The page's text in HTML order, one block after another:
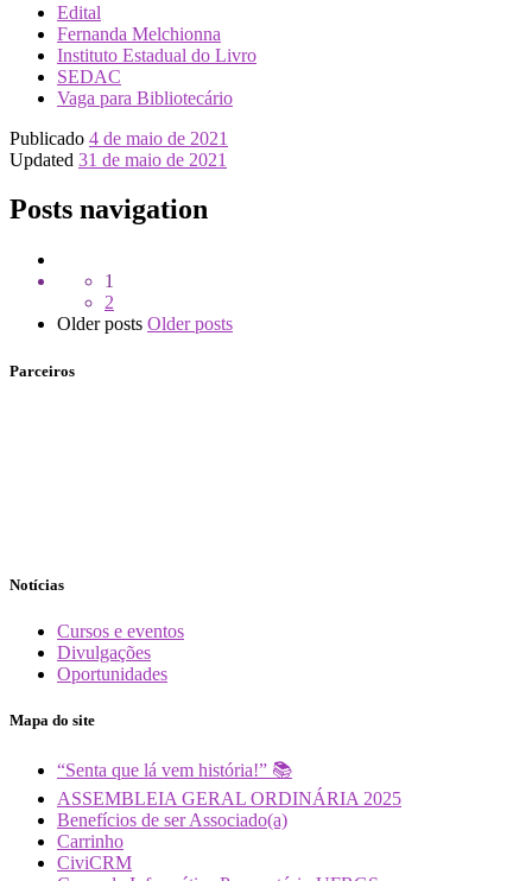
Edital
Fernanda Melchionna
Instituto Estadual do Livro
SEDAC
Vaga para Bibliotecário
Publicado 4 de maio de 2021
Updated 31 de maio de 2021
Posts navigation
1
2
Older posts Older posts
Parceiros
Notícias
Cursos e eventos
Divulgações
Oportunidades
Mapa do site
“Senta que lá vem história!” 📚
ASSEMBLEIA GERAL ORDINÁRIA 2025
Benefícios de ser Associado(a)
Carrinho
CiviCRM